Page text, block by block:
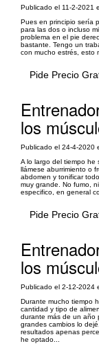
Publicado el 11-2-2021
Pues en principio sería
para las dos o incluso
problema en el pie
bastante. Tengo un
con mucho estrés, esto
Pide Precio
los
Publicado el 24-4-2020
A lo largo del tiempo he
llámese aburrimiento o
abdomen y tonificar
muy grande. No fumo,
especifico, en general
Pide Precio
los
Publicado el 2-12-2024
Durante mucho tiempo
cantidad y tipo de
durante más de un año
grandes cambios lo
resultados apenas
he optado...